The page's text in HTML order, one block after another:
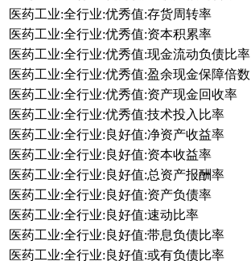
医药工业:全行业:优秀值:存货周转率
医药工业:全行业:优秀值:资本积累率
医药工业:全行业:优秀值:现金流动负债比率
医药工业:全行业:优秀值:盈余现金保障倍数
医药工业:全行业:优秀值:资产现金回收率
医药工业:全行业:优秀值:技术投入比率
医药工业:全行业:良好值:净资产收益率
医药工业:全行业:良好值:资本收益率
医药工业:全行业:良好值:总资产报酬率
医药工业:全行业:良好值:资产负债率
医药工业:全行业:良好值:速动比率
医药工业:全行业:良好值:带息负债比率
医药工业:全行业:良好值:或有负债比率